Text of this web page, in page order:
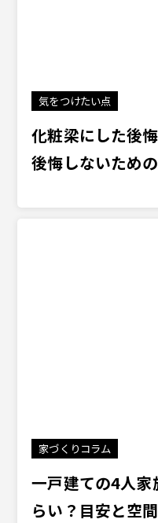
気をつけたい点
化粧梁にした後
後悔しないため
家づくりコラム
一戸建ての4人家
らい？目安と空